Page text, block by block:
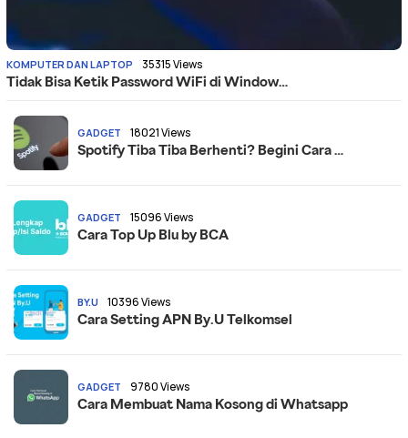
KOMPUTER DAN LAPTOP 35315 Views
Tidak Bisa Ketik Password WiFi di Window…
GADGET 18021 Views
Spotify Tiba Tiba Berhenti? Begini Cara …
GADGET 15096 Views
Cara Top Up Blu by BCA
BY.U 10396 Views
Cara Setting APN By.U Telkomsel
GADGET 9780 Views
Cara Membuat Nama Kosong di Whatsapp